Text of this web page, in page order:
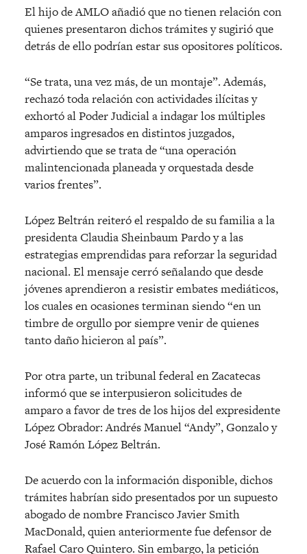
El hijo de AMLO añadió que no tienen relación con
quienes presentaron dichos trámites y sugirió que
detrás de ello podrían estar sus opositores políticos.
“Se trata, una vez más, de un montaje”. Además,
rechazó toda relación con actividades ilícitas y
exhortó al Poder Judicial a indagar los múltiples
amparos ingresados en distintos juzgados,
advirtiendo que se trata de “una operación
malintencionada planeada y orquestada desde
varios frentes”.
López Beltrán reiteró el respaldo de su familia a la
presidenta Claudia Sheinbaum Pardo y a las
estrategias emprendidas para reforzar la seguridad
nacional. El mensaje cerró señalando que desde
jóvenes aprendieron a resistir embates mediáticos,
los cuales en ocasiones terminan siendo “en un
timbre de orgullo por siempre venir de quienes
tanto daño hicieron al país”.
Por otra parte, un tribunal federal en Zacatecas
informó que se interpusieron solicitudes de
amparo a favor de tres de los hijos del expresidente
López Obrador: Andrés Manuel “Andy”, Gonzalo y
José Ramón López Beltrán.
De acuerdo con la información disponible, dichos
trámites habrían sido presentados por un supuesto
abogado de nombre Francisco Javier Smith
MacDonald, quien anteriormente fue defensor de
Rafael Caro Quintero. Sin embargo, la petición